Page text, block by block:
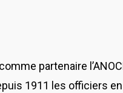
partenaire
1911 les officiers